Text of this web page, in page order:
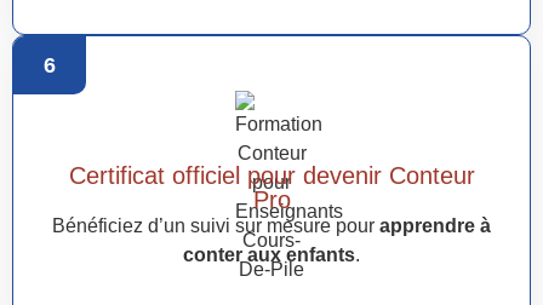
6
Certificat officiel pour devenir Conteur
Pro
Bénéficiez d’un suivi sur mesure pour apprendre à
conter aux enfants.